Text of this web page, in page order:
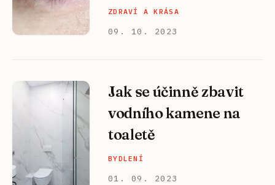
ZDRAVÍ A KRÁSA
09. 10. 2023
Jak se účinně zbavit
vodního kamene na
toaletě
BYDLENÍ
01. 09. 2023